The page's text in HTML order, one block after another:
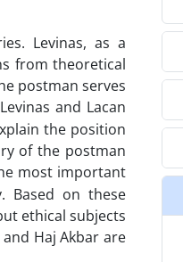
Levinas, as a
from theoretical
postman serves
and Lacan
the position
of the postman
most important
Based on these
ethical subjects
Haj Akbar are